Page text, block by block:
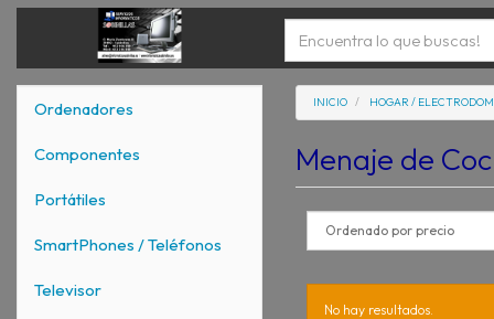
Ordenadores
Componentes
Portátiles
SmartPhones / Teléfonos
Televisor
INICIO HOGAR /
Menaje de
No hay resultados.